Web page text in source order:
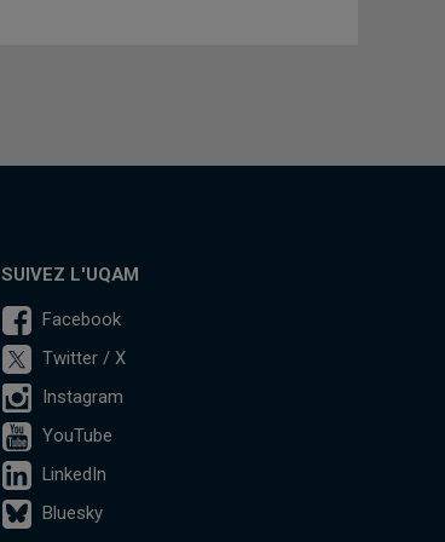
SUIVEZ L'UQAM
Facebook
Twitter / X
Instagram
YouTube
LinkedIn
Bluesky